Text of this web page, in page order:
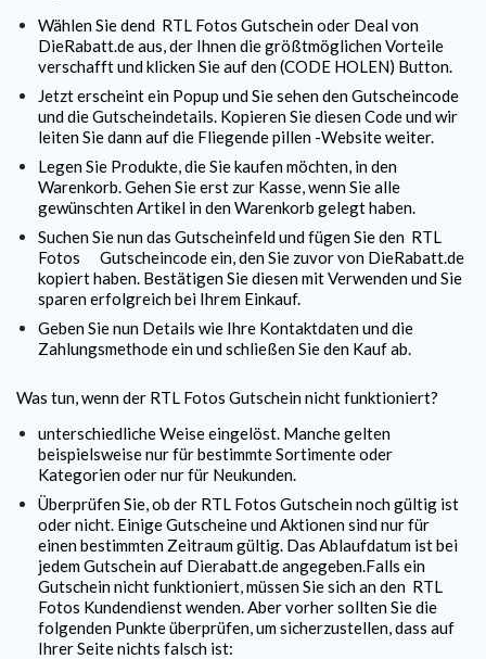
Wählen Sie dend RTL Fotos Gutschein oder Deal von
DieRabatt.de aus, der Ihnen die größtmöglichen Vorteile
verschafft und klicken Sie auf den (CODE HOLEN) Button.
Jetzt erscheint ein Popup und Sie sehen den Gutscheincode
und die Gutscheindetails. Kopieren Sie diesen Code und wir
leiten Sie dann auf die Fliegende pillen -Website weiter.
Legen Sie Produkte, die Sie kaufen möchten, in den
Warenkorb. Gehen Sie erst zur Kasse, wenn Sie alle
gewünschten Artikel in den Warenkorb gelegt haben.
Suchen Sie nun das Gutscheinfeld und fügen Sie den RTL
Fotos
Gutscheincode ein, den Sie zuvor von DieRabatt.de
kopiert haben. Bestätigen Sie diesen mit Verwenden und Sie
sparen erfolgreich bei Ihrem Einkauf.
Geben Sie nun Details wie Ihre Kontaktdaten und die
Zahlungsmethode ein und schließen Sie den Kauf ab.
Was tun, wenn der RTL Fotos Gutschein nicht funktioniert?
unterschiedliche Weise eingelöst. Manche gelten
beispielsweise nur für bestimmte Sortimente oder
Kategorien oder nur für Neukunden.
Überprüfen Sie, ob der RTL Fotos Gutschein noch gültig ist
oder nicht. Einige Gutscheine und Aktionen sind nur für
einen bestimmten Zeitraum gültig. Das Ablaufdatum ist bei
jedem Gutschein auf Dierabatt.de angegeben.Falls ein
Gutschein nicht funktioniert, müssen Sie sich an den RTL
Fotos Kundendienst wenden. Aber vorher sollten Sie die
folgenden Punkte überprüfen, um sicherzustellen, dass auf
Ihrer Seite nichts falsch ist: